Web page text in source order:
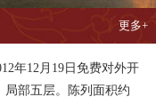
更多+
年12月19日免费对外开
局部五层。陈列面积约